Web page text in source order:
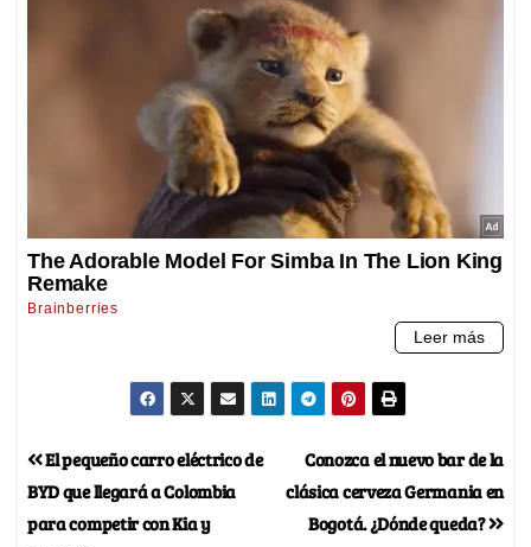
Conozca el nuevo bar de la
clásica cerveza Germania en
Bogotá. ¿Dónde queda?
El pequeño carro eléctrico de
BYD que llegará a Colombia
para competir con Kia y